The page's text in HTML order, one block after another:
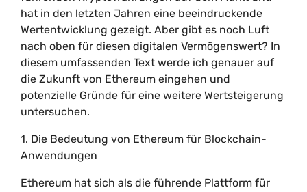
hat in den letzten Jahren eine beeindruckende
Wertentwicklung gezeigt. Aber gibt es noch Luft
nach oben für diesen digitalen Vermögenswert? In
diesem umfassenden Text werde ich genauer auf
die Zukunft von Ethereum eingehen und
potenzielle Gründe für eine weitere Wertsteigerung
untersuchen.
1. Die Bedeutung von Ethereum für Blockchain-
Anwendungen
Ethereum hat sich als die führende Plattform für